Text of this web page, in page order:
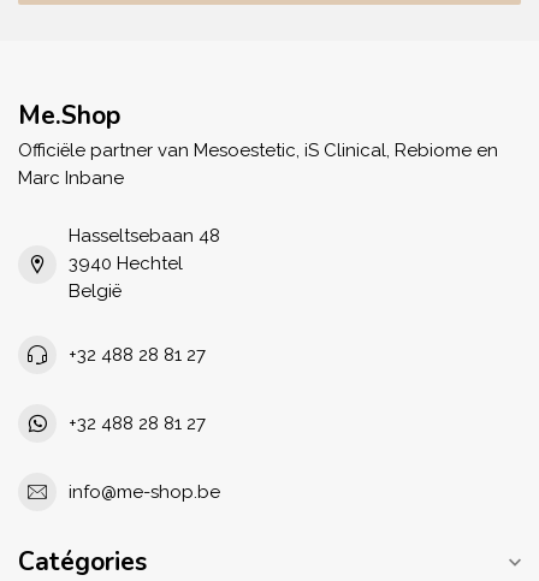
Me.Shop
Officiële partner van Mesoestetic, iS Clinical, Rebiome en
Marc Inbane
Hasseltsebaan 48
3940 Hechtel
België
+32 488 28 81 27
+32 488 28 81 27
info@me-shop.be
Catégories